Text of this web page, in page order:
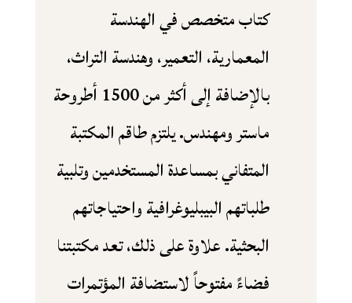
كتاب متخصص في الهندسة
المعمارية، التعمير، وهندسة التراث،
بالإضافة إلى أكثر من 1500 أطروحة
ماستر ومهندس. يلتزم طاقم المكتبة
المتفاني بمساعدة المستخدمين وتلبية
طلباتهم البيبليوغرافية واحتياجاتهم
البحثية. علاوة على ذلك، تعد مكتبتنا
فضاءً مفتوحاً لاستضافة المؤتمرات